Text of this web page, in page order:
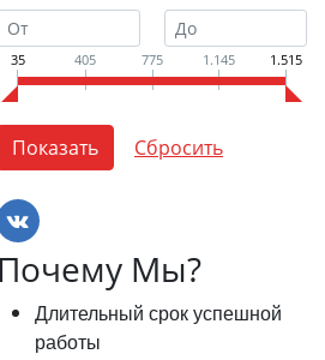
35 405 775 1.145 1.515
Почему Мы?
Длительный срок успешной
работы